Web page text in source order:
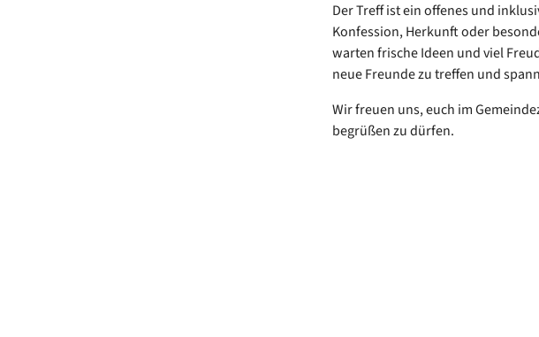
Der Treff ist ein offenes und
Konfession, Herkunft oder
warten frische Ideen und viel
neue Freunde zu treffen und
Wir freuen uns, euch im
begrüßen zu dürfen.